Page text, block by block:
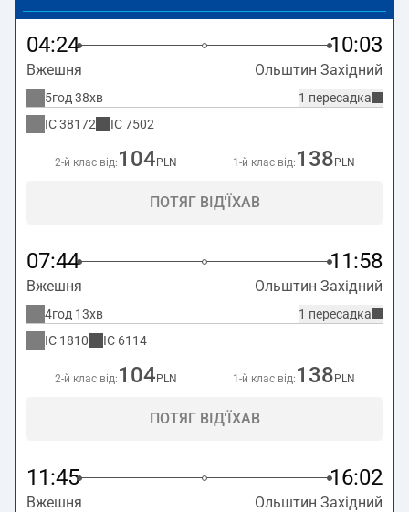
04:24 10:03
Вжешня Ольштин Західний
1 пересадка
5год 38хв
IC38172 IC7502
2-й клас від: 104 PLN 1-й клас від: 138 PLN
ПОТЯГ ВІД'ЇХАВ
07:44 11:58
Вжешня Ольштин Західний
1 пересадка
4год 13хв
IC 1810 IC 6114
2-й клас від: 104 PLN 1-й клас від: 138 PLN
ПОТЯГ ВІД'ЇХАВ
11:45 16:02
Вжешня Ольштин Західний